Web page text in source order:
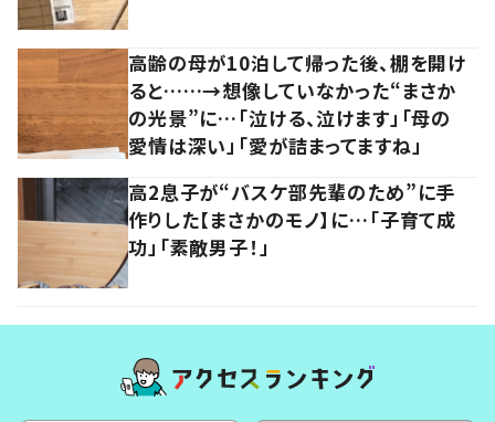
高齢の母が10泊して帰った後、棚を開け
ると……→想像していなかった“まさか
の光景”に…「泣ける、泣けます」「母の
愛情は深い」「愛が詰まってますね」
高2息子が“バスケ部先輩のため”に手
作りした【まさかのモノ】に…「子育て成
功」「素敵男子！」